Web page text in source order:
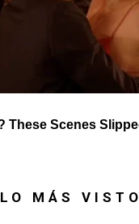
LO MÁS VISTO